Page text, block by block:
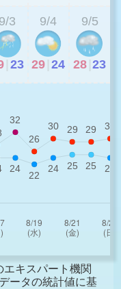
9/3
23
9/4
29 24
9/5
28 23
キスパート機関
ータの統計値に基